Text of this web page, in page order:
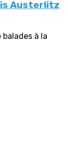
Austerlitz
à la